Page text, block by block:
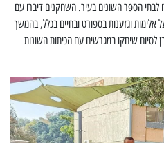
הספר השונים בעיר. השחקנים דיברו עם
אלימות וגזענות בספורט ובחיים בכלל, בהמשך
לסיום שיחקו במגרשים עם הכיתות השונות